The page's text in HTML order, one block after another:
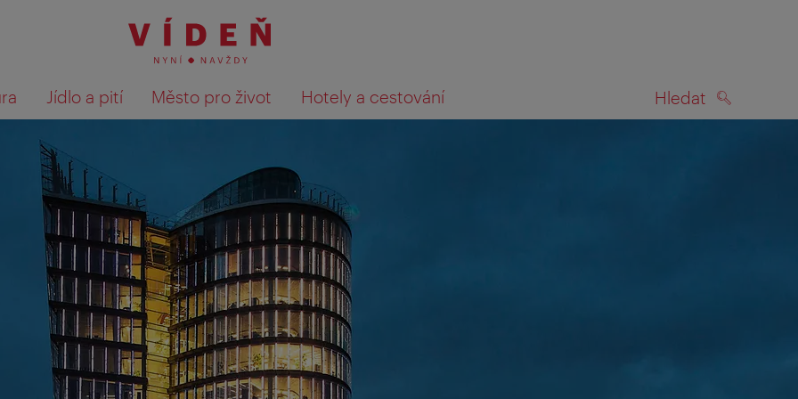
Jídlo a pití Město pro život Hotely a cestování Hledat